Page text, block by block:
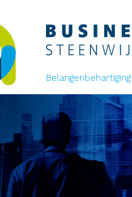
Belangenbehartiging